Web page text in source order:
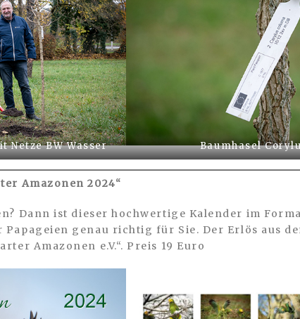
Netze BW Wasser Baumhasel
Amazonen 2024“
Dann ist dieser hochwertige Kalender im
genau richtig für Sie. Der Erlös aus
Amazonen e.V.“. Preis 19 Euro